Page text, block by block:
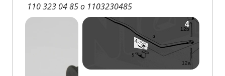
110 323 04 85 o 1103230485